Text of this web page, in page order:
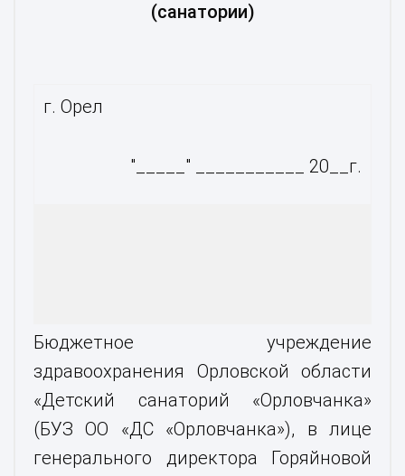
(санатории)
г. Орел
"_____" ___________ 20__г.
Бюджетное учреждение
здравоохранения Орловской области
«Детский санаторий «Орловчанка»
(БУЗ ОО «ДС «Орловчанка»), в лице
генерального директора Горяйновой